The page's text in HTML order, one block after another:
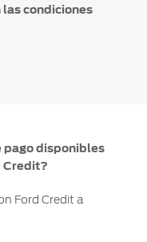
condiciones
pago disponibles
Credit?
Ford Credit a